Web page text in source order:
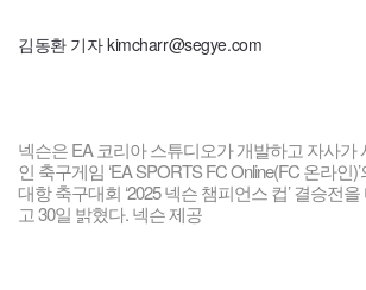
김동환 기자 kimcharr@segye.com
넥슨은 EA 코리아 스튜디오가 개발하고 자사가
인 축구게임 ‘EA SPORTS FC Online(FC 온라인
대항 축구대회 ‘2025 넥슨 챔피언스 컵’ 결승전
고 30일 밝혔다. 넥슨 제공